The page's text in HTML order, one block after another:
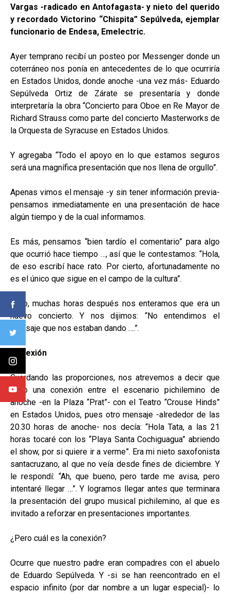
Vargas -radicado en Antofagasta- y nieto del querido
y recordado Victorino “Chispita” Sepúlveda, ejemplar
funcionario de Endesa, Emelectric.
Ayer temprano recibí un posteo por Messenger donde un
coterráneo nos ponía en antecedentes de lo que ocurriría
en Estados Unidos, donde anoche -una vez más- Eduardo
Sepúlveda Ortiz de Zárate se presentaría y donde
interpretaría la obra “Concierto para Oboe en Re Mayor de
Richard Strauss como parte del concierto Masterworks de
la Orquesta de Syracuse en Estados Unidos.
Y agregaba “Todo el apoyo en lo que estamos seguros
será una magnífica presentación que nos llena de orgullo”.
Apenas vimos el mensaje -y sin tener información previa-
pensamos inmediatamente en una presentación de hace
algún tiempo y de la cual informamos.
Es más, pensamos “bien tardío el comentario” para algo
que ocurrió hace tiempo …, así que le contestamos: “Hola,
de eso escribí hace rato. Por cierto, afortunadamente no
es el único que sigue en el campo de la cultura”.
Pero, muchas horas después nos enteramos que era un
nuevo concierto. Y nos dijimos: “No entendimos el
mensaje que nos estaban dando ….”.
Conexión
Guardando las proporciones, nos atrevemos a decir que
hubo una conexión entre el escenario pichilemino de
anoche -en la Plaza “Prat”- con el Teatro “Crouse Hinds”
en Estados Unidos, pues otro mensaje -alrededor de las
20.30 horas de anoche- nos decía: “Hola Tata, a las 21
horas tocaré con los “Playa Santa Cochiguagua” abriendo
el show, por si quiere ir a verme”. Era mi nieto saxofonista
santacruzano, al que no veía desde fines de diciembre. Y
le respondí: “Ah, que bueno, pero tarde me avisa, pero
intentaré llegar …”. Y logramos llegar antes que terminara
la presentación del grupo musical pichilemino, al que es
invitado a reforzar en presentaciones importantes.
¿Pero cuál es la conexión?
Ocurre que nuestro padre eran compadres con el abuelo
de Eduardo Sepúlveda. Y -si se han reencontrado en el
espacio infinito (por dar nombre a un lugar especial)- lo